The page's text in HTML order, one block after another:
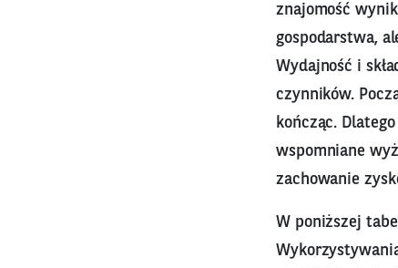
znajomość
gospodarstwa,
Wydajność i
czynników.
kończąc.
wspomniane
zachowanie
W poniższej